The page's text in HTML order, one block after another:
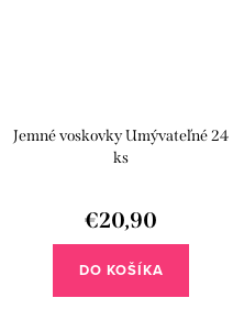
Jemné voskovky Umývateľné 24
ks
€20,90
DO KOŠÍKA